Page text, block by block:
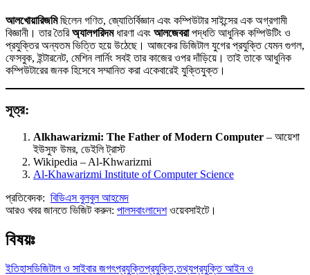
আলখোয়ারিজমিছিলেন গণিত, জ্যোতির্বিজ্ঞান এবং কম্পিউটার সাইন্সের এক অগ্রগামী
বিজ্ঞানী। তার তৈরিঅ্যালগরিদমধারণা এবং আলজেবরাপদ্ধতি আধুনিক কম্পিউটিং ও
প্রযুক্তির অন্যতম ভিত্তি হয়ে উঠেছে। আজকের ডিজিটাল যুগের প্রযুক্তি যেমন গুগল,
ফেসবুক, ইন্টারনেট, মেশিন লার্নিং সবই তার কাজের ওপর দাঁড়িয়ে। তাই তাকে আধুনিক
কম্পিউটারের জনক হিসেবে সম্মানিত করা একেবারেই যুক্তিযুক্ত।
সূত্র:
Alkhawarizmi: The Father of Modern Computer – আয়েশা
ইউসুফ উমর, ডেইলি ট্রাস্ট
Wikipedia – Al-Khwarizmi
Al-Khawarizmi Institute of Computer Science
প্রতিবেদক: বিডিএস বুলবুল আহমেদ
আরও খবর জানতে ভিজিট করুন: পালসবাংলাদেশওয়েবসাইটে।
বিষয়ঃ
ইতিহাসডিজিটাল ও সাইবার জগৎপ্রযুক্তিপ্রযুক্তি,তথ্যপ্রযুক্তি আইন ও